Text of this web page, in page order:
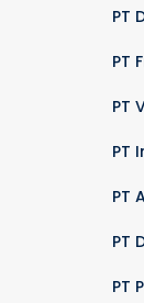
PT
PT
PT
PT
PT
PT
PT